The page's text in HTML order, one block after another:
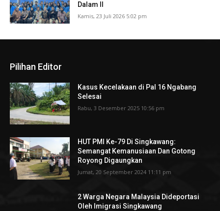
Dalam II
Kamis, 23 Juli 2026 5:02 pm
Pilihan Editor
Kasus Kecelakaan di Pal 16 Ngabang
Selesai
Rabu, 3 Desember 2025 10:56 pm
HUT PMI Ke-79 Di Singkawang:
Semangat Kemanusiaan Dan Gotong
Royong Digaungkan
Jumat, 20 September 2024 11:11 pm
2 Warga Negara Malaysia Dideportasi
Oleh Imigrasi Singkawang